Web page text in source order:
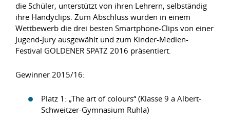
die Schüler, unterstützt von ihren Lehrern, selbständig
ihre Handyclips. Zum Abschluss wurden in einem
Wettbewerb die drei besten Smartphone-Clips von einer
Jugend-Jury ausgewählt und zum Kinder-Medien-
Festival GOLDENER SPATZ 2016 präsentiert.
Gewinner 2015/16:
Platz 1: „The art of colours“ (Klasse 9 a Albert-
Schweitzer-Gymnasium Ruhla)